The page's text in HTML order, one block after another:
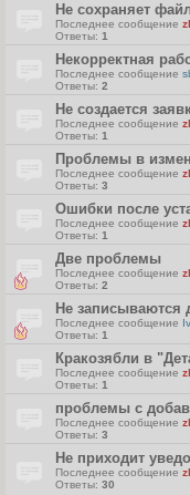
Не сохраняет
Последнее сообщение
Ответы: 1
Некорректная
Последнее сообщение
Ответы: 2
Не создается
Последнее сообщение
Ответы: 1
Проблемы в
Последнее сообщение
Ответы: 3
Ошибки после
Последнее сообщение
Ответы: 1
Две проблемы
Последнее сообщение
Ответы: 2
Не записываются
Последнее сообщение
Ответы: 1
Кракозябли в
Последнее сообщение
Ответы: 1
проблемы с
Последнее сообщение
Ответы: 3
Не приходит
Последнее сообщение
Ответы: 30